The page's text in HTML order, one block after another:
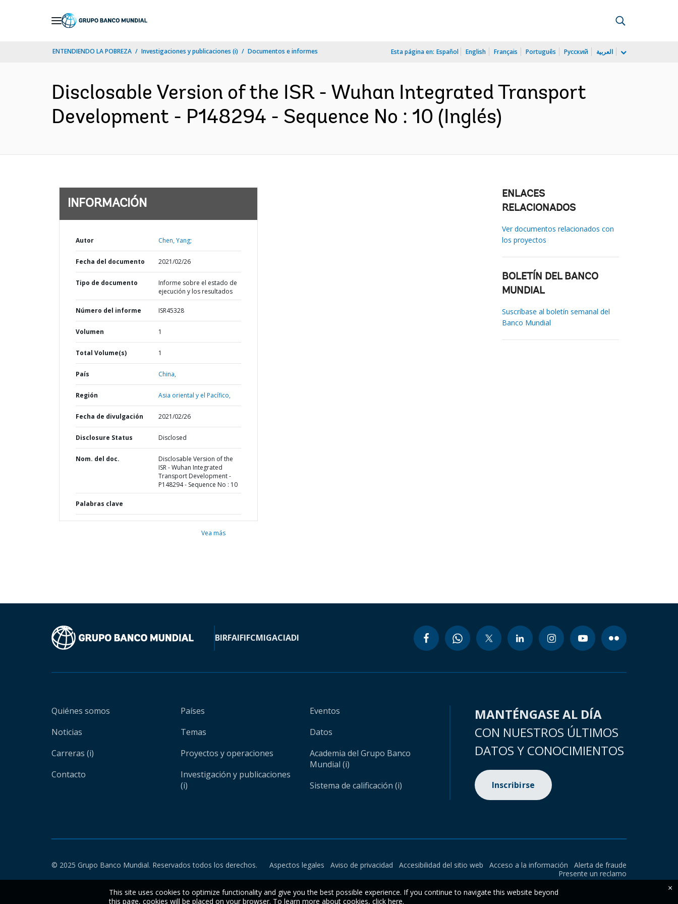
ENTENDIENDO LA POBREZA Investigaciones y publicaciones (i) Documentos e informes Esta página en: Español English Français Português Русский العربية
Disclosable Version of the ISR - Wuhan Integrated Transport
Development - P148294 - Sequence No : 10 (Inglés)
INFORMACIÓN
Autor Chen, Yang;
Fecha del documento 2021/02/26
Tipo de documento
Informe sobre el estado de
ejecución y los resultados
Número del informe ISR45328
Volumen 1
Total Volume(s) 1
País China,
Región Asia oriental y el Pacífico,
Fecha de divulgación 2021/02/26
Disclosure Status Disclosed
Nom. del doc.
Disclosable Version of the
ISR - Wuhan Integrated
Transport Development -
P148294 - Sequence No : 10
Palabras clave
Vea más
ENLACES
RELACIONADOS
Ver documentos relacionados con
los proyectos
BOLETÍN DEL BANCO
MUNDIAL
Suscríbase al boletín semanal del
Banco Mundial
BIRFAIFIFCMIGACIADI
Quiénes somos
Noticias
Carreras (i)
Contacto
Países
Temas
Proyectos y operaciones
Investigación y publicaciones
(i)
Eventos
Datos
Academia del Grupo Banco
Mundial (i)
Sistema de calificación (i)
MANTÉNGASE AL DÍA
CON NUESTROS ÚLTIMOS
DATOS Y CONOCIMIENTOS
Inscribirse
© 2025 Grupo Banco Mundial. Reservados todos los derechos. Aspectos legales Aviso de privacidad Accesibilidad del sitio web Acceso a la información
Alerta de fraude
Presente un reclamo
This site uses cookies to optimize functionality and give you the best possible experience. If you continue to navigate this website beyond
this page, cookies will be placed on your browser. To learn more about cookies, click here.
×